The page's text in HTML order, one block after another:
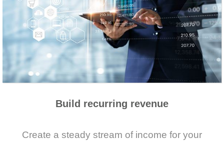
Build recurring revenue
Create a steady stream of income for your